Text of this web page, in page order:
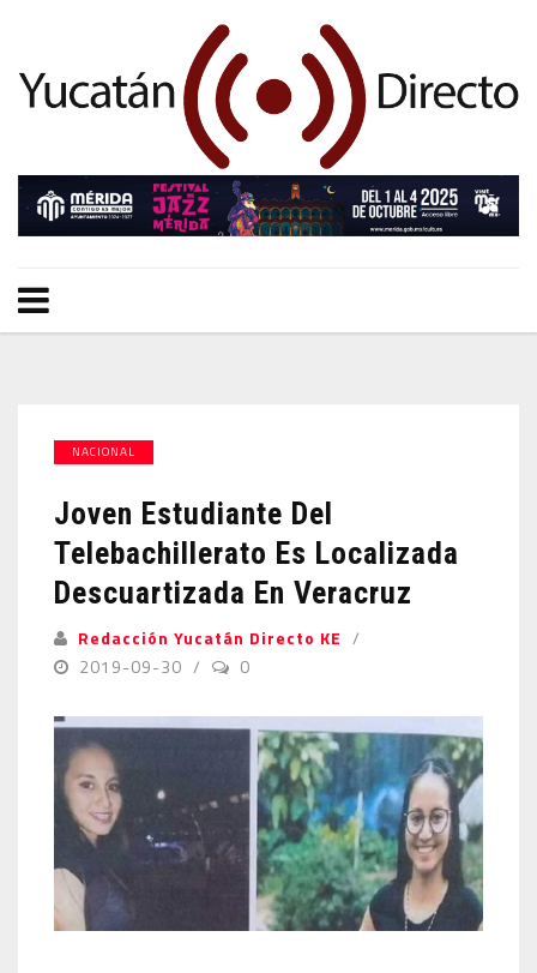
NACIONAL
Joven Estudiante Del
Telebachillerato Es Localizada
Descuartizada En Veracruz
Redacción Yucatán Directo KE
2019-09-30
0